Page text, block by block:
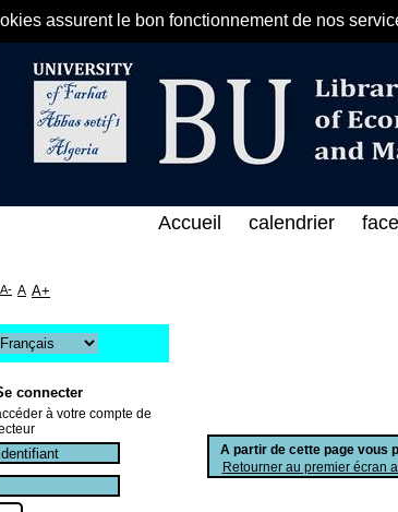
assurent le bon fonctionnement de nos
على الخط المباشر لمكتبة كلية
A partir de cette page vous
Retourner au premier écran
Accueil calendrier
A- A A+
connecter
à votre compte de